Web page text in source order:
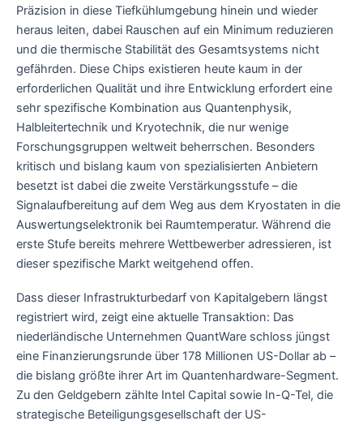
Präzision in diese Tiefkühlumgebung hinein und wieder
heraus leiten, dabei Rauschen auf ein Minimum reduzieren
und die thermische Stabilität des Gesamtsystems nicht
gefährden. Diese Chips existieren heute kaum in der
erforderlichen Qualität und ihre Entwicklung erfordert eine
sehr spezifische Kombination aus Quantenphysik,
Halbleitertechnik und Kryotechnik, die nur wenige
Forschungsgruppen weltweit beherrschen. Besonders
kritisch und bislang kaum von spezialisierten Anbietern
besetzt ist dabei die zweite Verstärkungsstufe – die
Signalaufbereitung auf dem Weg aus dem Kryostaten in die
Auswertungselektronik bei Raumtemperatur. Während die
erste Stufe bereits mehrere Wettbewerber adressieren, ist
dieser spezifische Markt weitgehend offen.
Dass dieser Infrastrukturbedarf von Kapitalgebern längst
registriert wird, zeigt eine aktuelle Transaktion: Das
niederländische Unternehmen QuantWare schloss jüngst
eine Finanzierungsrunde über 178 Millionen US-Dollar ab –
die bislang größte ihrer Art im Quantenhardware-Segment.
Zu den Geldgebern zählte Intel Capital sowie In-Q-Tel, die
strategische Beteiligungsgesellschaft der US-